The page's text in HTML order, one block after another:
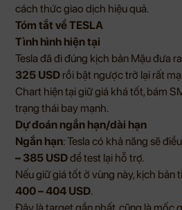
cách thức giao dịch hiệu quả.
Tóm tắt về TESLA
Tình hình hiện tại
Tesla đã đi đúng kịch bản Mậu đưa
325 USD rồi bật ngược trở lại rất
Chart hiện tại giữ giá khá tốt, bám
trạng thái bay mạnh.
Dự đoán ngắn hạn/dài hạn
Ngắn hạn: Tesla có khả năng sẽ
– 385 USDđể test lại hỗ trợ.
Nếu giữ giá tốt ở vùng này, kịch bản
400 – 404 USD.